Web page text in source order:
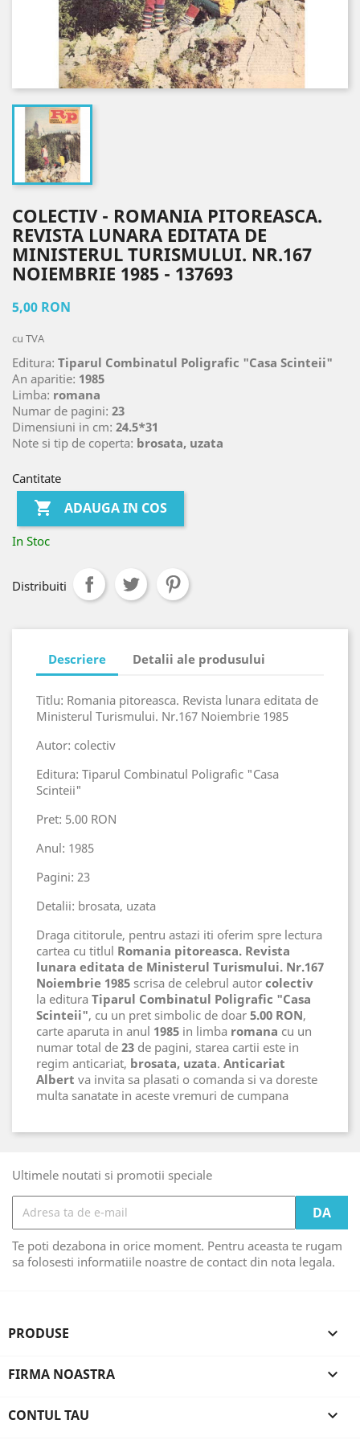
COLECTIV - ROMANIA PITOREASCA.
REVISTA LUNARA EDITATA DE
MINISTERUL TURISMULUI. NR.167
NOIEMBRIE 1985 - 137693
5,00 RON
cu TVA
Editura: Tiparul Combinatul Poligrafic "Casa Scinteii"
An aparitie: 1985
Limba: romana
Numar de pagini: 23
Dimensiuni in cm: 24.5*31
Note si tip de coperta: brosata, uzata
Cantitate
 ADAUGA IN COS
In Stoc
Distribuiti
Descriere Detalii ale produsului
Titlu: Romania pitoreasca. Revista lunara editata de
Ministerul Turismului. Nr.167 Noiembrie 1985
Autor: colectiv
Editura: Tiparul Combinatul Poligrafic "Casa
Scinteii"
Pret: 5.00 RON
Anul: 1985
Pagini: 23
Detalii: brosata, uzata
Draga cititorule, pentru astazi iti oferim spre lectura
cartea cu titlul Romania pitoreasca. Revista
lunara editata de Ministerul Turismului. Nr.167
Noiembrie 1985 scrisa de celebrul autor colectiv
la editura Tiparul Combinatul Poligrafic "Casa
Scinteii", cu un pret simbolic de doar 5.00 RON,
carte aparuta in anul 1985 in limba romana cu un
numar total de 23 de pagini, starea cartii este in
regim anticariat, brosata, uzata. Anticariat
Albert va invita sa plasati o comanda si va doreste
multa sanatate in aceste vremuri de cumpana
Ultimele noutati si promotii speciale
Te poti dezabona in orice moment. Pentru aceasta te rugam
sa folosesti informatiile noastre de contact din nota legala.
PRODUSE 
FIRMA NOASTRA 
CONTUL TAU 